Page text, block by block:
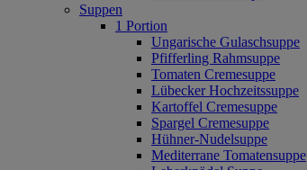
Suppen
1 Portion
Ungarische Gulaschsuppe
Pfifferling Rahmsuppe
Tomaten Cremesuppe
Lübecker Hochzeitssuppe
Kartoffel Cremesuppe
Spargel Cremesuppe
Hühner-Nudelsuppe
Mediterrane Tomatensuppe